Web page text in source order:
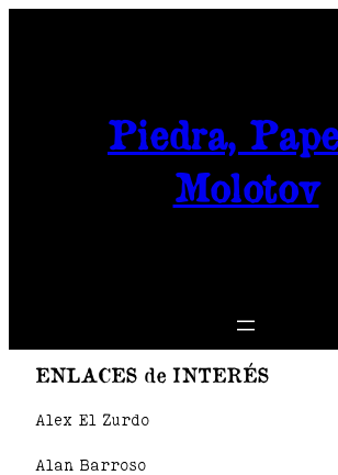
Piedra,
Molotov
ENLACES de INTERÉS
Alex El Zurdo
Alan Barroso